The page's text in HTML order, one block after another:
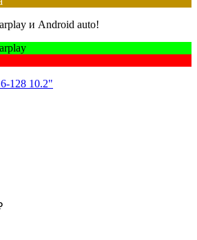
и Android auto!
128 10.2"